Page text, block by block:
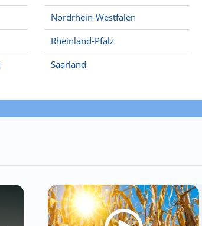
Nordrhein-Westfalen
Rheinland-Pfalz
Saarland